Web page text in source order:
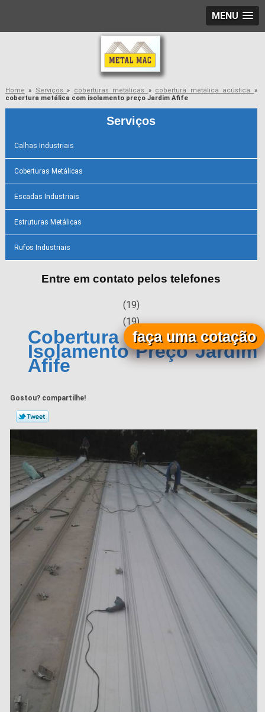
MENU
Home » Serviços» coberturas metálicas » cobertura metálica acústica »
cobertura metálica com isolamento preço Jardim Afife
Serviços
Calhas Industriais
Coberturas Metálicas
Escadas Industriais
Estruturas Metálicas
Rufos Industriais
Entre em contato pelos telefones
(19)
(19)
Cobertura Metálica com
Isolamento Preço Jardim
Afife
Gostou? compartilhe!
faça uma cotação